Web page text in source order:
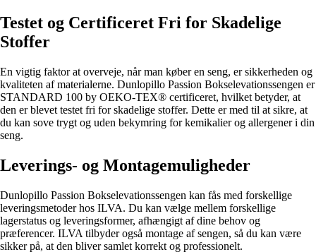
Testet og Certificeret Fri for Skadelige
Stoffer
En vigtig faktor at overveje, når man køber en seng, er sikkerheden og
kvaliteten af materialerne. Dunlopillo Passion Bokselevationssengen er
STANDARD 100 by OEKO-TEX® certificeret, hvilket betyder, at
den er blevet testet fri for skadelige stoffer. Dette er med til at sikre, at
du kan sove trygt og uden bekymring for kemikalier og allergener i din
seng.
Leverings- og Montagemuligheder
Dunlopillo Passion Bokselevationssengen kan fås med forskellige
leveringsmetoder hos ILVA. Du kan vælge mellem forskellige
lagerstatus og leveringsformer, afhængigt af dine behov og
præferencer. ILVA tilbyder også montage af sengen, så du kan være
sikker på, at den bliver samlet korrekt og professionelt.